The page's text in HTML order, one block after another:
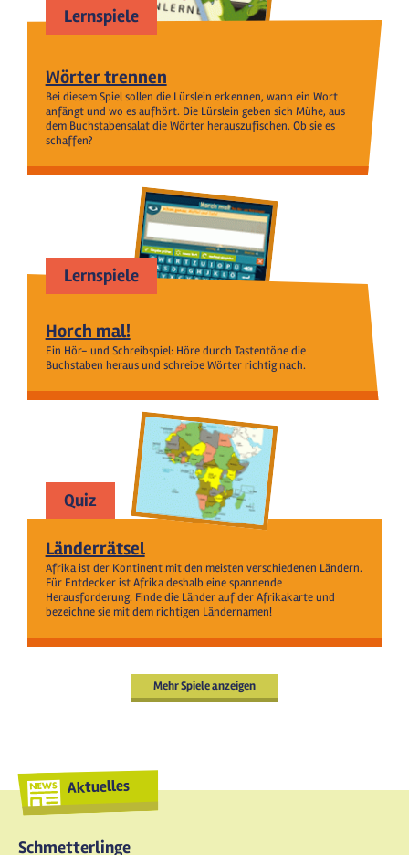
Lernspiele
Wörter trennen
Bei diesem Spiel sollen die Lürslein erkennen, wann ein Wort
anfängt und wo es aufhört. Die Lürslein geben sich Mühe, aus
dem Buchstabensalat die Wörter herauszufischen. Ob sie es
schaffen?
Lernspiele
Horch mal!
Ein Hör- und Schreibspiel: Höre durch Tastentöne die
Buchstaben heraus und schreibe Wörter richtig nach.
Quiz
Länderrätsel
Afrika ist der Kontinent mit den meisten verschiedenen Ländern.
Für Entdecker ist Afrika deshalb eine spannende
Herausforderung. Finde die Länder auf der Afrikakarte und
bezeichne sie mit dem richtigen Ländernamen!
Mehr Spiele anzeigen
Aktuelles
Schmetterlinge